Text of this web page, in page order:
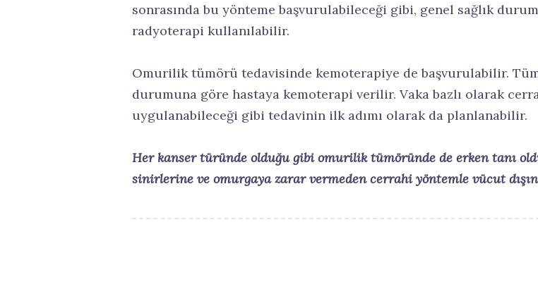
sonrasında bu yönteme başvurulabileceği gibi, genel sağlık
radyoterapi kullanılabilir.
Omurilik tümörü tedavisinde kemoterapiye de başvurulabilir.
durumuna göre hastaya kemoterapi verilir. Vaka bazlı olarak
uygulanabileceği gibi tedavinin ilk adımı olarak da planlanabilir.
Her kanser türünde olduğu gibi omurilik tümöründe de erken tanı
sinirlerine ve omurgaya zarar vermeden cerrahi yöntemle vücut